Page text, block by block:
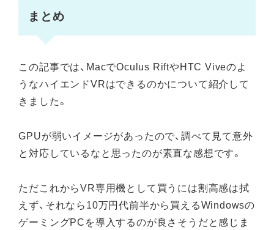
まとめ
この記事では、MacでOculus RiftやHTC Viveのよ
うなハイエンドVRはできるのかについて紹介して
きました。
GPUが弱いイメージがあったので、調べて見て意外
と対応しているなと思ったのが素直な感想です。
ただこれからVR専用機として買うには割高感は拭
えず、それなら10万円代前半から買えるWindowsの
ゲーミングPCを導入するのが良さそうだと感じま